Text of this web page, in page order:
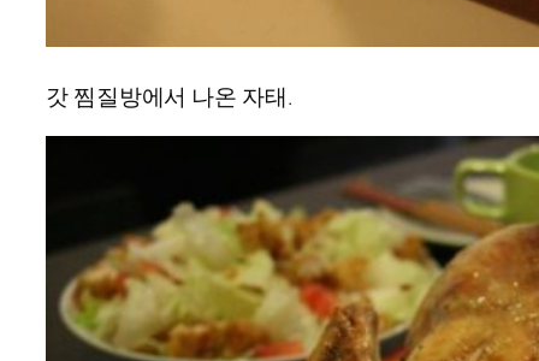
갓 찜질방에서 나온 자태.